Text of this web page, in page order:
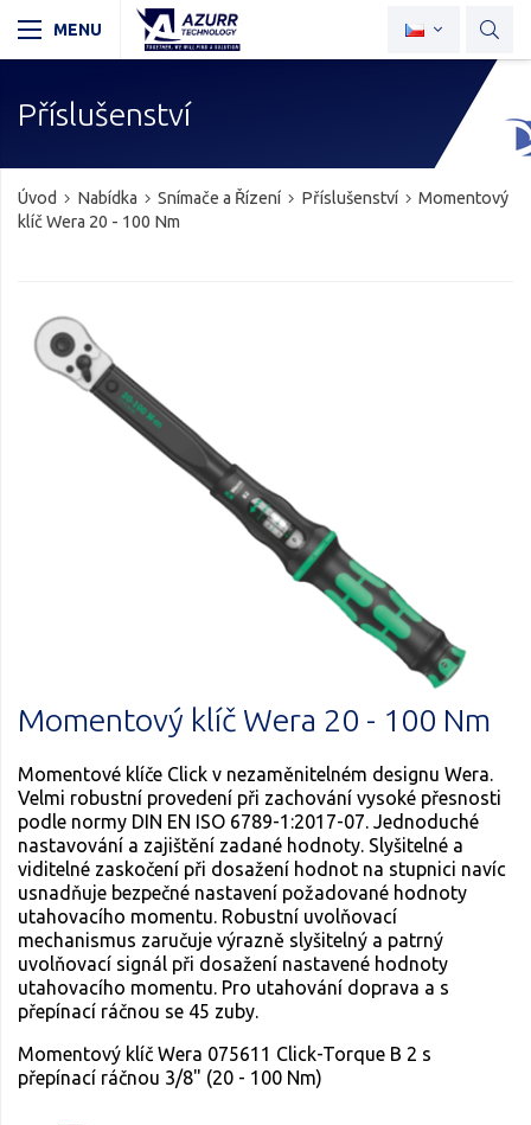
Příslušenství
Úvod Nabídka Snímače a Řízení Příslušenství
Momentový
klíč Wera 20 - 100 Nm
Momentový klíč Wera 20 - 100 Nm
Momentové klíče Click v nezaměnitelném designu Wera.
Velmi robustní provedení při zachování vysoké přesnosti
podle normy DIN EN ISO 6789-1:2017-07. Jednoduché
nastavování a zajištění zadané hodnoty. Slyšitelné a
viditelné zaskočení při dosažení hodnot na stupnici navíc
usnadňuje bezpečné nastavení požadované hodnoty
utahovacího momentu. Robustní uvolňovací
mechanismus zaručuje výrazně slyšitelný a patrný
uvolňovací signál při dosažení nastavené hodnoty
utahovacího momentu. Pro utahování doprava a s
přepínací ráčnou se 45 zuby.
Momentový klíč Wera 075611 Click-Torque B 2 s
přepínací ráčnou 3/8" (20 - 100 Nm)